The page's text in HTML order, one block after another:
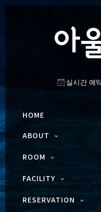
실시간 예
HOME
ABOUT
ROOM
FACILITY
RESERVATION